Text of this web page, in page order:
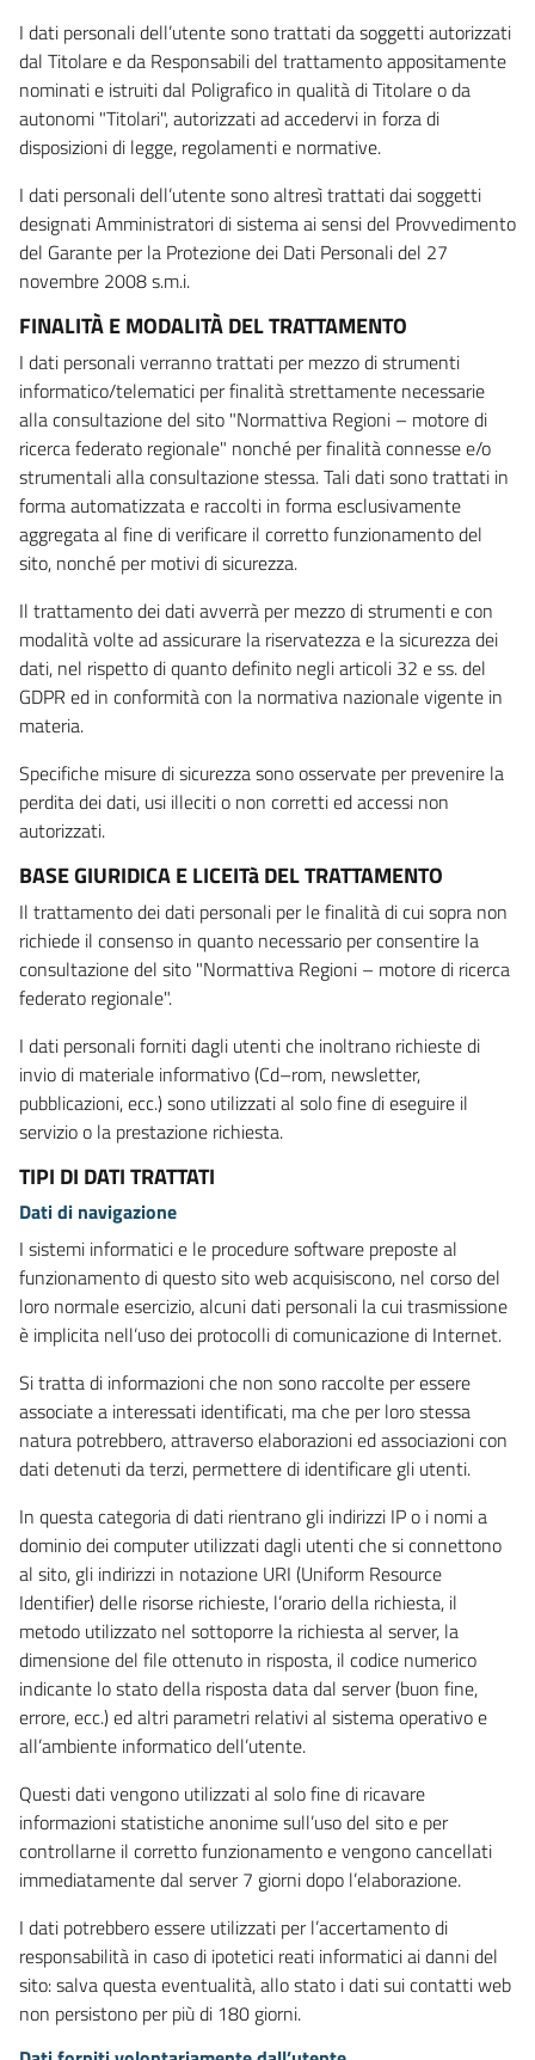
I dati personali dell’utente sono trattati da soggetti autorizzati
dal Titolare e da Responsabili del trattamento appositamente
nominati e istruiti dal Poligrafico in qualità di Titolare o da
autonomi "Titolari", autorizzati ad accedervi in forza di
disposizioni di legge, regolamenti e normative.
I dati personali dell’utente sono altresì trattati dai soggetti
designati Amministratori di sistema ai sensi del Provvedimento
del Garante per la Protezione dei Dati Personali del 27
novembre 2008 s.m.i.
FINALITÀ E MODALITÀ DEL TRATTAMENTO
I dati personali verranno trattati per mezzo di strumenti
informatico/telematici per finalità strettamente necessarie
alla consultazione del sito "Normattiva Regioni – motore di
ricerca federato regionale" nonché per finalità connesse e/o
strumentali alla consultazione stessa. Tali dati sono trattati in
forma automatizzata e raccolti in forma esclusivamente
aggregata al fine di verificare il corretto funzionamento del
sito, nonché per motivi di sicurezza.
Il trattamento dei dati avverrà per mezzo di strumenti e con
modalità volte ad assicurare la riservatezza e la sicurezza dei
dati, nel rispetto di quanto definito negli articoli 32 e ss. del
GDPR ed in conformità con la normativa nazionale vigente in
materia.
Specifiche misure di sicurezza sono osservate per prevenire la
perdita dei dati, usi illeciti o non corretti ed accessi non
autorizzati.
BASE GIURIDICA E LICEITà DEL TRATTAMENTO
Il trattamento dei dati personali per le finalità di cui sopra non
richiede il consenso in quanto necessario per consentire la
consultazione del sito "Normattiva Regioni – motore di ricerca
federato regionale".
I dati personali forniti dagli utenti che inoltrano richieste di
invio di materiale informativo (Cd–rom, newsletter,
pubblicazioni, ecc.) sono utilizzati al solo fine di eseguire il
servizio o la prestazione richiesta.
TIPI DI DATI TRATTATI
Dati di navigazione
I sistemi informatici e le procedure software preposte al
funzionamento di questo sito web acquisiscono, nel corso del
loro normale esercizio, alcuni dati personali la cui trasmissione
è implicita nell’uso dei protocolli di comunicazione di Internet.
Si tratta di informazioni che non sono raccolte per essere
associate a interessati identificati, ma che per loro stessa
natura potrebbero, attraverso elaborazioni ed associazioni con
dati detenuti da terzi, permettere di identificare gli utenti.
In questa categoria di dati rientrano gli indirizzi IP o i nomi a
dominio dei computer utilizzati dagli utenti che si connettono
al sito, gli indirizzi in notazione URI (Uniform Resource
Identifier) delle risorse richieste, l’orario della richiesta, il
metodo utilizzato nel sottoporre la richiesta al server, la
dimensione del file ottenuto in risposta, il codice numerico
indicante lo stato della risposta data dal server (buon fine,
errore, ecc.) ed altri parametri relativi al sistema operativo e
all’ambiente informatico dell’utente.
Questi dati vengono utilizzati al solo fine di ricavare
informazioni statistiche anonime sull’uso del sito e per
controllarne il corretto funzionamento e vengono cancellati
immediatamente dal server 7 giorni dopo l’elaborazione.
I dati potrebbero essere utilizzati per l’accertamento di
responsabilità in caso di ipotetici reati informatici ai danni del
sito: salva questa eventualità, allo stato i dati sui contatti web
non persistono per più di 180 giorni.